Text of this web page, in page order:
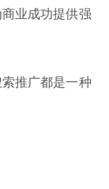
业成功提供强
推广都是一种